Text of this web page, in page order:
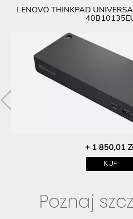
LENOVO THINKPAD
+ 1 850,01
KUP
Poznaj